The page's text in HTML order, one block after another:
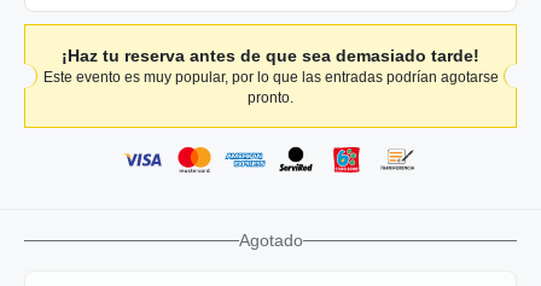
¡Haz tu reserva antes de que sea demasiado tarde!
Este evento es muy popular, por lo que las entradas podrían agotarse
pronto.
Agotado